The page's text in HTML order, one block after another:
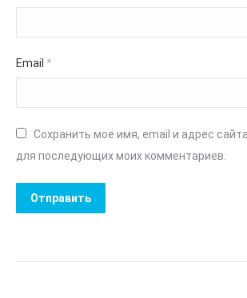
Email *
Сохранить моё имя, email и адрес
для последующих моих комментариев.